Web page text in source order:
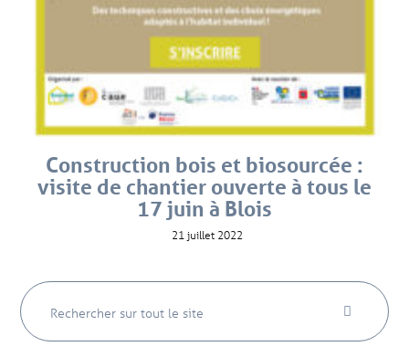
Construction bois et biosourcée :
visite de chantier ouverte à tous le
17 juin à Blois
21 juillet 2022